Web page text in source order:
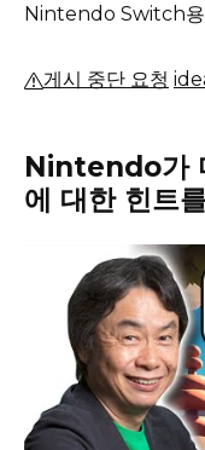
Nintendo Switch용
게시 중단 요청
Nintendo가
에 대한 힌트